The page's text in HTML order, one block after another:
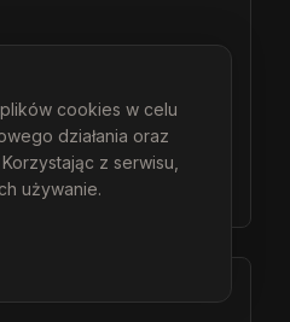
cookies w celu
działania oraz
z serwisu,
używanie.